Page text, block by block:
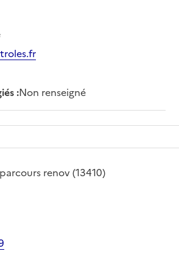
:Non renseigné
parcours renov(13410)